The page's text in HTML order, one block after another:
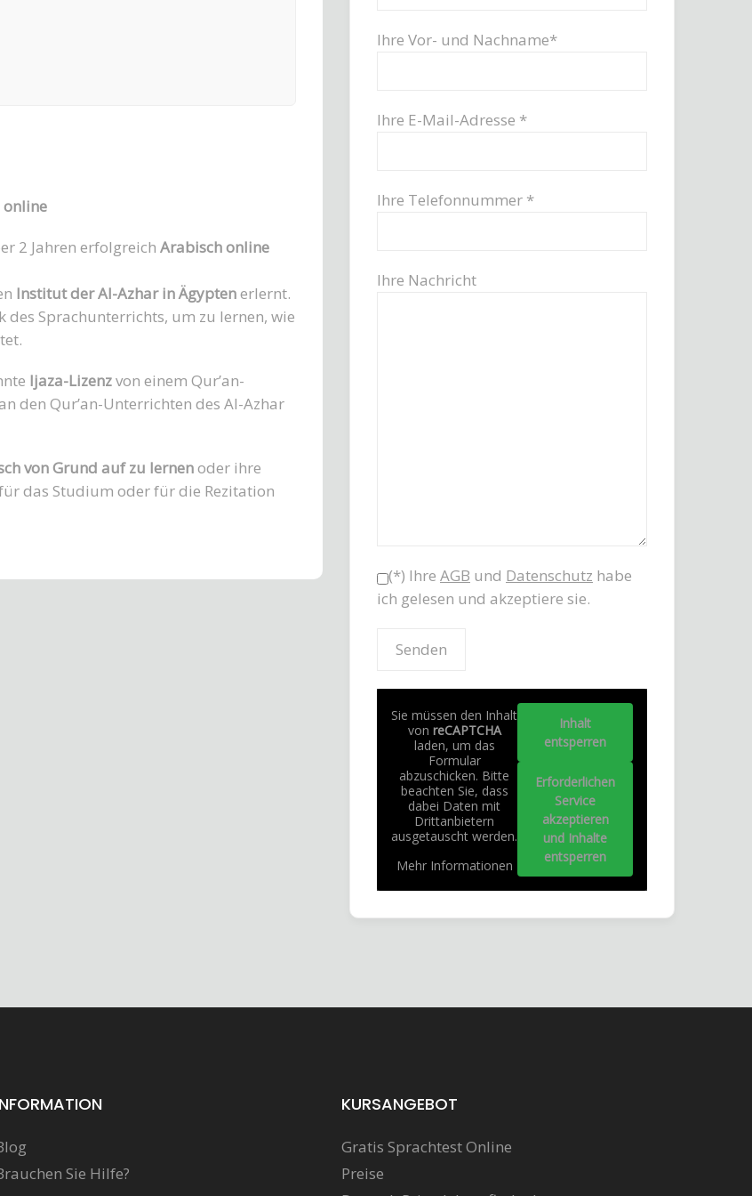
online
2 Jahren erfolgreich Arabisch online
Institut der Al-Azhar in Ägyptenerlernt.
Sprachunterrichts, um zu lernen, wie
Ijaza-Lizenzvon einem Qur’an-
den Qur’an-Unterrichten des Al-Azhar
von Grund auf zu lernenoder ihre
das Studium oder für die Rezitation
Ihre Vor- und Nachname*
Ihre E-Mail-Adresse *
Ihre Telefonnummer *
Ihre Nachricht
(*) Ihre AGB und Datenschutz habe
ich gelesen und akzeptiere sie.
Sie müssen den Inhalt
von reCAPTCHA
laden, um das
Formular
abzuschicken. Bitte
beachten Sie, dass
dabei Daten mit
Drittanbietern
ausgetauscht werden.
Mehr Informationen
Inhalt
entsperren
Erforderlichen
Service
akzeptieren
und Inhalte
entsperren
Sie Hilfe?
KURSANGEBOT
Gratis Sprachtest Online
Preise